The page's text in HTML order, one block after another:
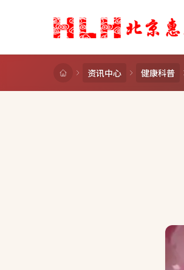
资讯中心 健康科普